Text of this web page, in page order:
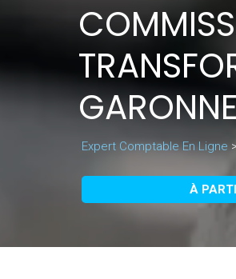
Expert Comptable En Ligne >
À